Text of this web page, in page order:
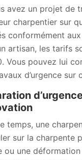
avez un projet de
charpentier sur
conformément
artisan, les tarifs
Vous pouvez lui
d’urgence sur
temps, une
sur la
ou une